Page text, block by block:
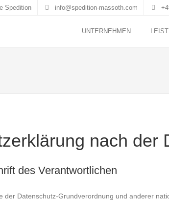
Spedition info@spedition-massoth.com
UNTERNEHMEN
nach der
des Verantwortlichen
der Datenschutz-Grundverordnung und anderer